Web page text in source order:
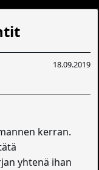
18.09.2019
kerran.
yhtenä ihan